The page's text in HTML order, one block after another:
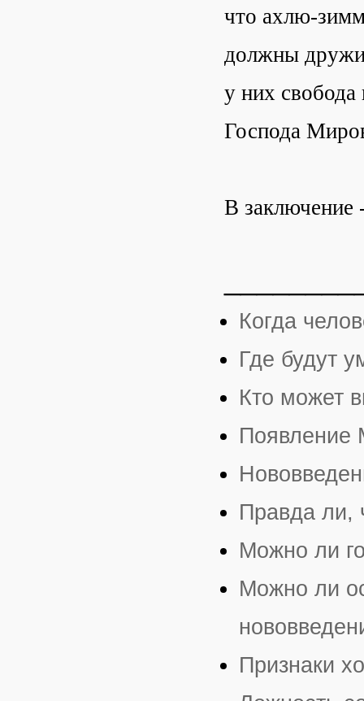
что ахлю-
должны
у них свобода
Господа
В заключение
Когда
Где будут
Кто может
Появление
Правда ли,
Можно ли
Можно ли
Признаки